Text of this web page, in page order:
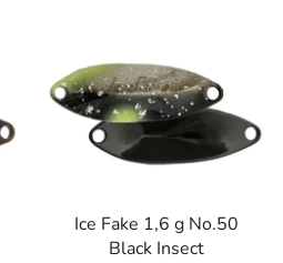
Ice Fake 1,6 g No.50
Black Insect